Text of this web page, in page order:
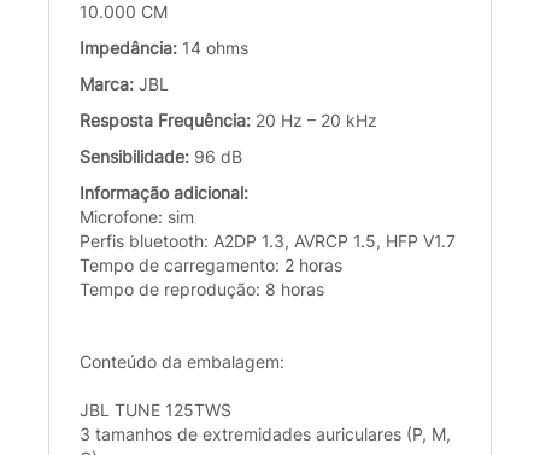
10.000 CM
Impedância: 14 ohms
Marca: JBL
Resposta Frequência: 20 Hz – 20 kHz
Sensibilidade: 96 dB
Informação adicional:
Microfone: sim
Perfis bluetooth: A2DP 1.3, AVRCP 1.5, HFP V1.7
Tempo de carregamento: 2 horas
Tempo de reprodução: 8 horas
Conteúdo da embalagem:
JBL TUNE 125TWS
3 tamanhos de extremidades auriculares (P, M,